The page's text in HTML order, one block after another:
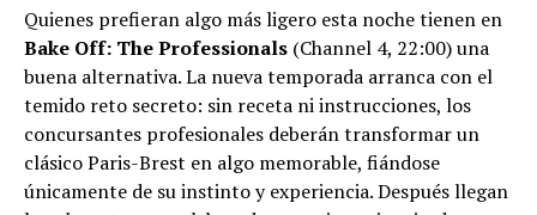
Quienes prefieran algo más ligero esta noche tienen en
Bake Off: The Professionals (Channel 4, 22:00) una
buena alternativa. La nueva temporada arranca con el
temido reto secreto: sin receta ni instrucciones, los
concursantes profesionales deberán transformar un
clásico Paris-Brest en algo memorable, fiándose
únicamente de su instinto y experiencia. Después llegan